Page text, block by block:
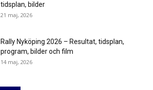
tidsplan, bilder
21 maj, 2026
Rally Nyköping 2026 – Resultat, tidsplan,
program, bilder och film
14 maj, 2026